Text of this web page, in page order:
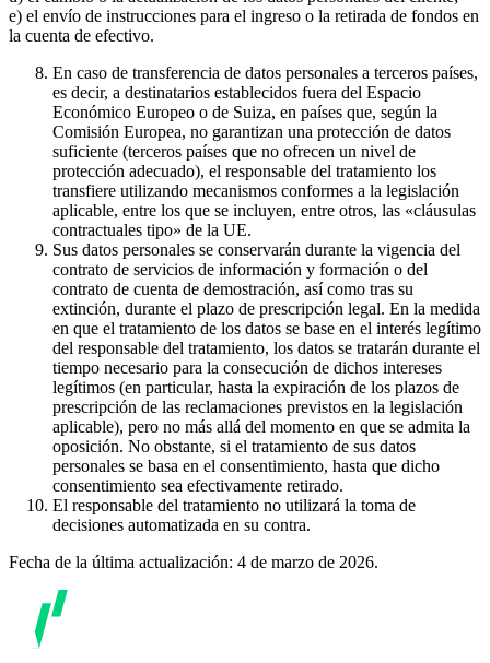
e) el envío de instrucciones para el ingreso o la retirada de fondos en
la cuenta de efectivo.
En caso de transferencia de datos personales a terceros países,
es decir, a destinatarios establecidos fuera del Espacio
Económico Europeo o de Suiza, en países que, según la
Comisión Europea, no garantizan una protección de datos
suficiente (terceros países que no ofrecen un nivel de
protección adecuado), el responsable del tratamiento los
transfiere utilizando mecanismos conformes a la legislación
aplicable, entre los que se incluyen, entre otros, las «cláusulas
contractuales tipo» de la UE.
Sus datos personales se conservarán durante la vigencia del
contrato de servicios de información y formación o del
contrato de cuenta de demostración, así como tras su
extinción, durante el plazo de prescripción legal. En la medida
en que el tratamiento de los datos se base en el interés legítimo
del responsable del tratamiento, los datos se tratarán durante el
tiempo necesario para la consecución de dichos intereses
legítimos (en particular, hasta la expiración de los plazos de
prescripción de las reclamaciones previstos en la legislación
aplicable), pero no más allá del momento en que se admita la
oposición. No obstante, si el tratamiento de sus datos
personales se basa en el consentimiento, hasta que dicho
consentimiento sea efectivamente retirado.
El responsable del tratamiento no utilizará la toma de
decisiones automatizada en su contra.
Fecha de la última actualización: 4 de marzo de 2026.